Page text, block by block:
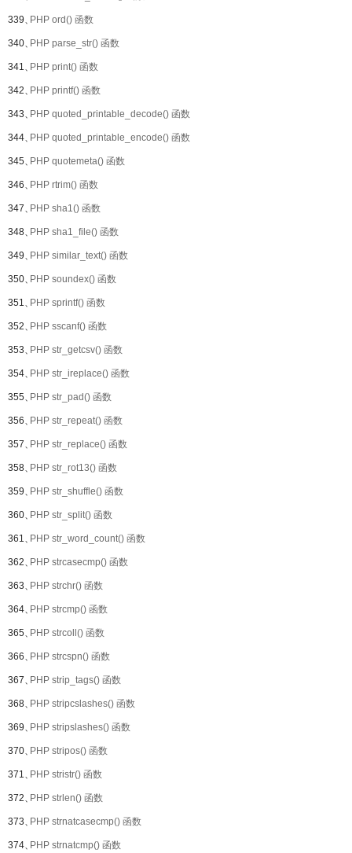
339、PHP ord() 函数
340、PHP parse_str() 函数
341、PHP print() 函数
342、PHP printf() 函数
343、PHP quoted_printable_decode() 函数
344、PHP quoted_printable_encode() 函数
345、PHP quotemeta() 函数
346、PHP rtrim() 函数
347、PHP sha1() 函数
348、PHP sha1_file() 函数
349、PHP similar_text() 函数
350、PHP soundex() 函数
351、PHP sprintf() 函数
352、PHP sscanf() 函数
353、PHP str_getcsv() 函数
354、PHP str_ireplace() 函数
355、PHP str_pad() 函数
356、PHP str_repeat() 函数
357、PHP str_replace() 函数
358、PHP str_rot13() 函数
359、PHP str_shuffle() 函数
360、PHP str_split() 函数
361、PHP str_word_count() 函数
362、PHP strcasecmp() 函数
363、PHP strchr() 函数
364、PHP strcmp() 函数
365、PHP strcoll() 函数
366、PHP strcspn() 函数
367、PHP strip_tags() 函数
368、PHP stripcslashes() 函数
369、PHP stripslashes() 函数
370、PHP stripos() 函数
371、PHP stristr() 函数
372、PHP strlen() 函数
373、PHP strnatcasecmp() 函数
374、PHP strnatcmp() 函数